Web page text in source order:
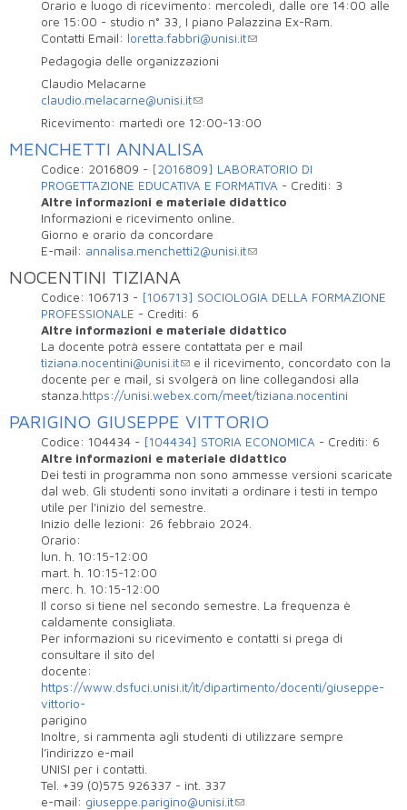
Orario e luogo di ricevimento: mercoledì, dalle ore 14:00 alle
ore 15:00 - studio n° 33, I piano Palazzina Ex-Ram.
Contatti Email: loretta.fabbri@unisi.it
Pedagogia delle organizzazioni
Claudio Melacarne
claudio.melacarne@unisi.it
Ricevimento: martedì ore 12:00-13:00
MENCHETTI ANNALISA
Codice: 2016809 - [2016809] LABORATORIO DI
PROGETTAZIONE EDUCATIVA E FORMATIVA - Crediti: 3
Altre informazioni e materiale didattico
Informazioni e ricevimento online.
Giorno e orario da concordare
E-mail: annalisa.menchetti2@unisi.it
NOCENTINI TIZIANA
Codice: 106713 - [106713] SOCIOLOGIA DELLA FORMAZIONE
PROFESSIONALE - Crediti: 6
Altre informazioni e materiale didattico
La docente potrà essere contattata per e mail
tiziana.nocentini@unisi.it
e il ricevimento, concordato con la
docente per e mail, si svolgerà on line collegandosi alla
stanza. https://unisi.webex.com/meet/tiziana.nocentini
PARIGINO GIUSEPPE VITTORIO
Codice: 104434 - [104434] STORIA ECONOMICA - Crediti: 6
Altre informazioni e materiale didattico
Dei testi in programma non sono ammesse versioni scaricate
dal web. Gli studenti sono invitati a ordinare i testi in tempo
utile per l'inizio del semestre.
Inizio delle lezioni: 26 febbraio 2024.
Orario:
lun. h. 10:15-12:00
mart. h. 10:15-12:00
merc. h. 10:15-12:00
Il corso si tiene nel secondo semestre. La frequenza è
caldamente consigliata.
Per informazioni su ricevimento e contatti si prega di
consultare il sito del
docente:
https://www.dsfuci.unisi.it/it/dipartimento/docenti/giuseppe-
vittorio-
parigino
Inoltre, si rammenta agli studenti di utilizzare sempre
l’indirizzo e-mail
UNISI per i contatti.
Tel. +39 (0)575 926337 - int. 337
e-mail: giuseppe.parigino@unisi.it